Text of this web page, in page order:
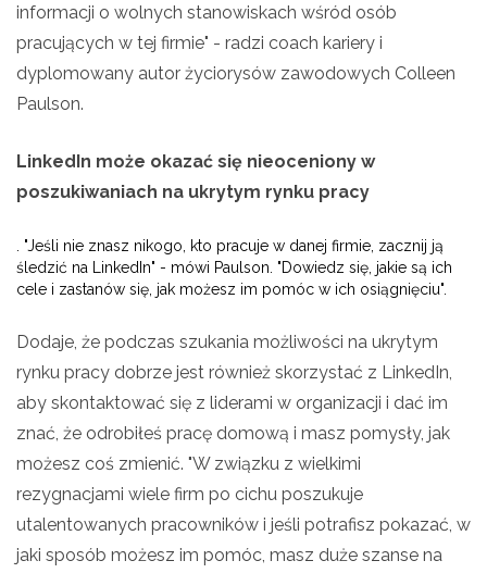
informacji o wolnych stanowiskach wśród osób
pracujących w tej firmie" - radzi coach kariery i
dyplomowany autor życiorysów zawodowych Colleen
Paulson.
LinkedIn może okazać się nieoceniony w
poszukiwaniach na ukrytym rynku pracy
. "Jeśli nie znasz nikogo, kto pracuje w danej firmie, zacznij ją
śledzić na LinkedIn" - mówi Paulson. "Dowiedz się, jakie są ich
cele i zastanów się, jak możesz im pomóc w ich osiągnięciu".
Dodaje, że podczas szukania możliwości na ukrytym
rynku pracy dobrze jest również skorzystać z LinkedIn,
aby skontaktować się z liderami w organizacji i dać im
znać, że odrobiłeś pracę domową i masz pomysły, jak
możesz coś zmienić. "W związku z wielkimi
rezygnacjami wiele firm po cichu poszukuje
utalentowanych pracowników i jeśli potrafisz pokazać, w
jaki sposób możesz im pomóc, masz duże szanse na